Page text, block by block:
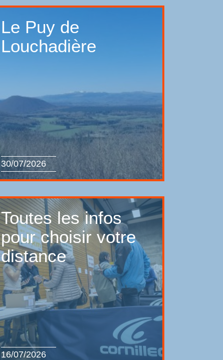
Le Puy de
Louchadière
30/07/2026
Toutes les infos
pour choisir votre
distance
16/07/2026